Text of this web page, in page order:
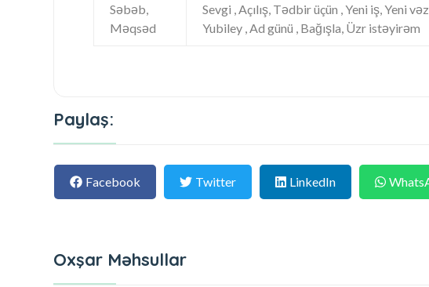
Səbəb,
Məqsəd
Sevgi , Açılış, Tədbir üçün , Yeni iş, Yeni
Yubiley , Ad günü , Bağışla, Üzr istəyirəm
Paylaş:
Facebook Twitter LinkedIn
Oxşar Məhsullar